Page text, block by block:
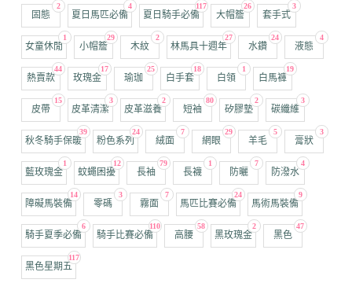
2
固態
4
夏日馬匹必備
117
夏日騎手必備
26
大帽簷
3
套手式
1
女童休閒
29
小帽簷
2
木紋
27
林馬具十週年
24
水鑽
4
液態
44
熱賣款
17
玫瑰金
25
瑜珈
18
白手套
1
白領
19
白馬褲
15
皮帶
3
皮革清潔
2
皮革滋養
80
短袖
2
矽膠墊
3
碳纖維
39
秋冬騎手保暖
24
粉色系列
7
絨面
29
網眼
5
羊毛
3
膏狀
1
藍玫瑰金
12
蚊蠅困擾
79
長袖
1
長襪
7
防曬
4
防潑水
14
障礙馬裝備
3
零碼
7
霧面
24
馬匹比賽必備
9
馬術馬裝備
6
騎手夏季必備
110
騎手比賽必備
58
高腰
2
黑玫瑰金
47
黑色
117
黑色星期五